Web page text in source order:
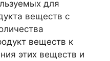
для
веществ с
веществ к
этих веществ и